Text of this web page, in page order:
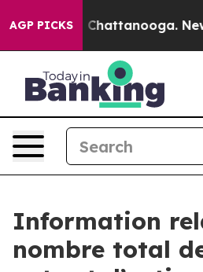
AGP PICKS
Chaos in Chattanooga.
Information
nombre total